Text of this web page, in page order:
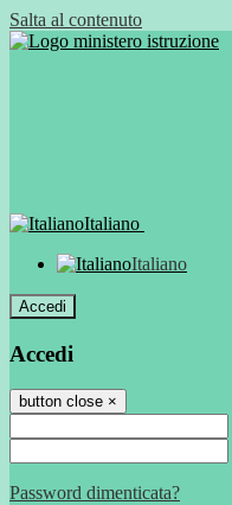
Salta al contenuto
Italiano
Italiano
Accedi
Accedi
button close ×
Password dimenticata?